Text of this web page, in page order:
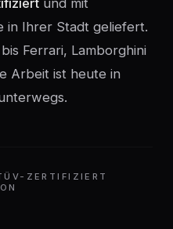
und mit
in Ihrer Stadt geliefert.
Ferrari, Lamborghini
Arbeit ist heute in
ZERTIFIZIERT